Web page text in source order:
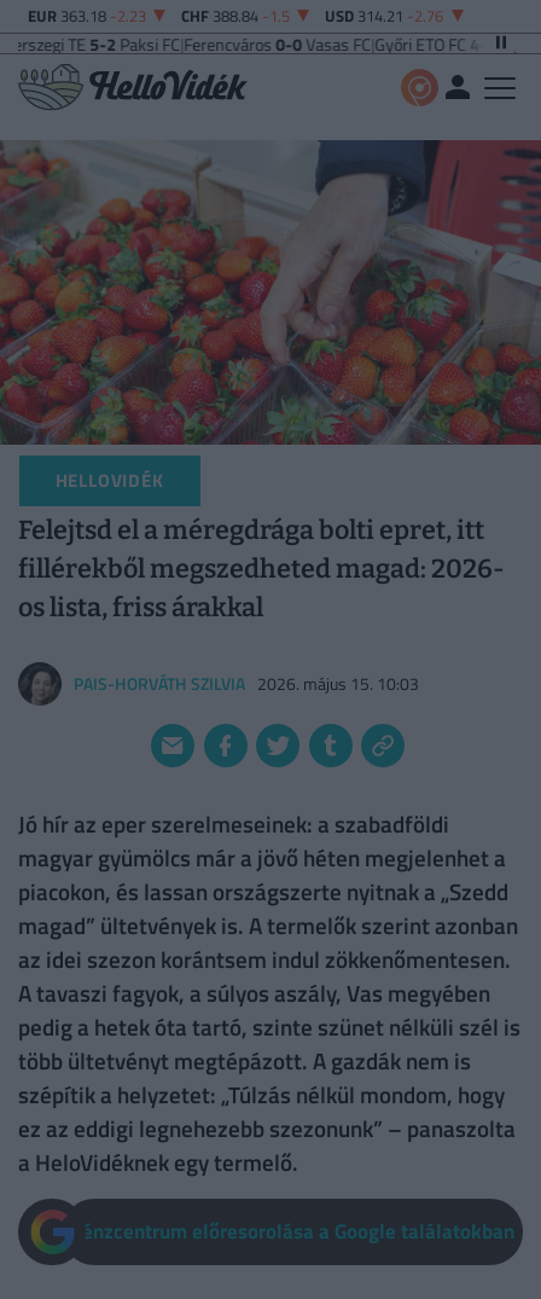
EUR 363.18 -2.23 CHF 388.84 -1.5 USD 314.21 -2.76
TE5-2Paksi FC|Ferencváros0-0Vasas FC|Győri ETO FC4-0
HELLOVIDÉK
Felejtsd el a méregdrága bolti epret, itt
fillérekből megszedheted magad: 2026-
os lista, friss árakkal
PAIS-HORVÁTH SZILVIA 2026. május 15. 10:03
Jó hír az eper szerelmeseinek: a szabadföldi
magyar gyümölcs már a jövő héten megjelenhet a
piacokon, és lassan országszerte nyitnak a „Szedd
magad” ültetvények is. A termelők szerint azonban
az idei szezon korántsem indul zökkenőmentesen.
A tavaszi fagyok, a súlyos aszály, Vas megyében
pedig a hetek óta tartó, szinte szünet nélküli szél is
több ültetvényt megtépázott. A gazdák nem is
szépítik a helyzetet: „Túlzás nélkül mondom, hogy
ez az eddigi legnehezebb szezonunk” – panaszolta
a HeloVidéknek egy termelő.
Pénzcentrum előresorolása a Google találatokban